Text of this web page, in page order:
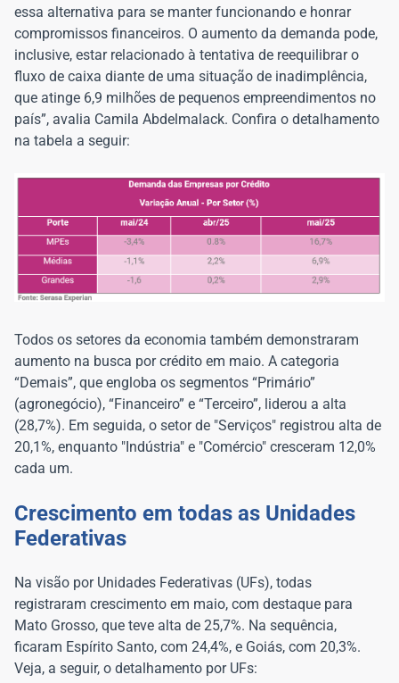
essa alternativa para se manter funcionando e honrar
compromissos financeiros. O aumento da demanda pode,
inclusive, estar relacionado à tentativa de reequilibrar o
fluxo de caixa diante de uma situação de inadimplência,
que atinge 6,9 milhões de pequenos empreendimentos no
país”, avalia Camila Abdelmalack. Confira o detalhamento
na tabela a seguir:
Todos os setores da economia também demonstraram
aumento na busca por crédito em maio. A categoria
“Demais”, que engloba os segmentos “Primário”
(agronegócio), “Financeiro” e “Terceiro”, liderou a alta
(28,7%). Em seguida, o setor de "Serviços" registrou alta de
20,1%, enquanto "Indústria" e "Comércio" cresceram 12,0%
cada um.
Crescimento em todas as Unidades
Federativas
Na visão por Unidades Federativas (UFs), todas
registraram crescimento em maio, com destaque para
Mato Grosso, que teve alta de 25,7%. Na sequência,
ficaram Espírito Santo, com 24,4%, e Goiás, com 20,3%.
Veja, a seguir, o detalhamento por UFs: